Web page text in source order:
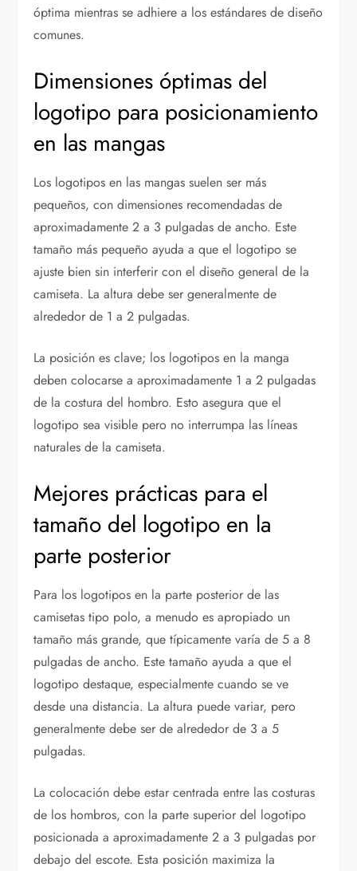
óptima mientras se adhiere a los estándares de diseño
comunes.
Dimensiones óptimas del
logotipo para posicionamiento
en las mangas
Los logotipos en las mangas suelen ser más
pequeños, con dimensiones recomendadas de
aproximadamente 2 a 3 pulgadas de ancho. Este
tamaño más pequeño ayuda a que el logotipo se
ajuste bien sin interferir con el diseño general de la
camiseta. La altura debe ser generalmente de
alrededor de 1 a 2 pulgadas.
La posición es clave; los logotipos en la manga
deben colocarse a aproximadamente 1 a 2 pulgadas
de la costura del hombro. Esto asegura que el
logotipo sea visible pero no interrumpa las líneas
naturales de la camiseta.
Mejores prácticas para el
tamaño del logotipo en la
parte posterior
Para los logotipos en la parte posterior de las
camisetas tipo polo, a menudo es apropiado un
tamaño más grande, que típicamente varía de 5 a 8
pulgadas de ancho. Este tamaño ayuda a que el
logotipo destaque, especialmente cuando se ve
desde una distancia. La altura puede variar, pero
generalmente debe ser de alrededor de 3 a 5
pulgadas.
La colocación debe estar centrada entre las costuras
de los hombros, con la parte superior del logotipo
posicionada a aproximadamente 2 a 3 pulgadas por
debajo del escote. Esta posición maximiza la